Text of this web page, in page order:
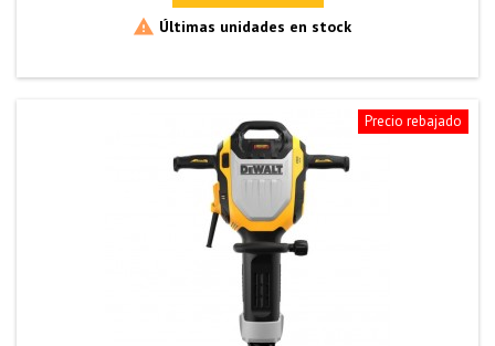
 Últimas unidades en stock
Precio rebajado